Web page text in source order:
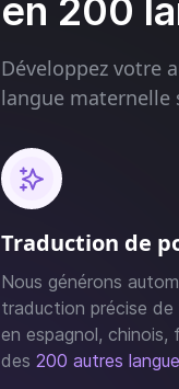
en 200
Développez votre
langue maternelle
Traduction de
Nous générons
traduction précise
en espagnol, chinois,
des 200 autres